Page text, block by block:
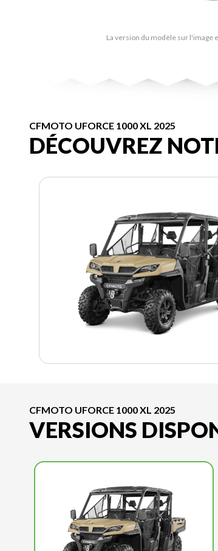
La version du modèle sur l'image
CFMOTO UFORCE 1000 XL 2025
DÉCOUVREZ
CFMOTO UFORCE 1000 XL 2025
VERSIONS